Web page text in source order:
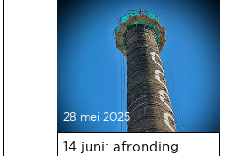
28 mei 2025
14 juni: afronding